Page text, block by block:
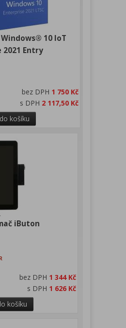
10 IoT
Entry
bez DPH 1 750 Kč
s DPH 2 117,50 Kč
košíku
iButon
bez DPH 1 344 Kč
s DPH 1 626 Kč
košíku